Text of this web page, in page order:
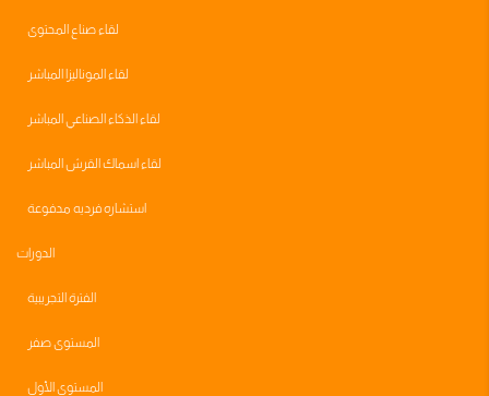
لقاء صناع المحتوى
لقاء الموناليزا المباشر
لقاء الذكاء الصناعي المباشر
لقاء اسماك القرش المباشر
استشاره فرديه مدفوعة
الدورات
الفترة التجريبية
المستوى صفر
المستوى الأول